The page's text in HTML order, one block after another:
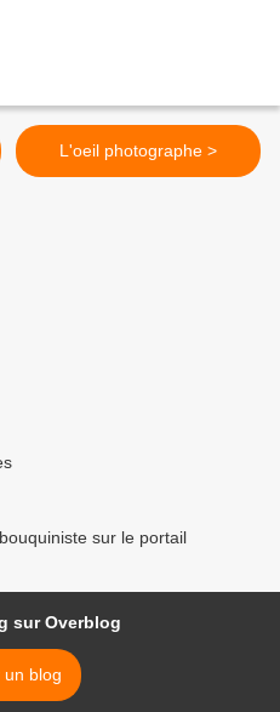
L'oeil photographe >
sur le portail
sur Overblog
un blog